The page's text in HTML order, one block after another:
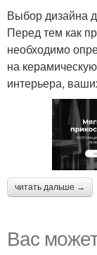
Выбор дизайна
Перед тем как
необходимо
на
интерьера,
читать дальше →
Вас